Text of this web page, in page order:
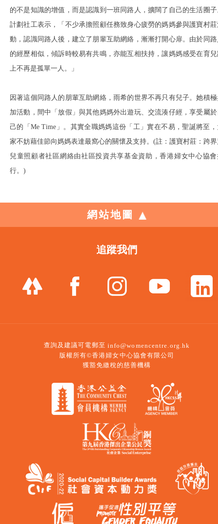
的不是知識的增值，而是認識到一班同路人，擴闊了自己的生活圈
計劃社工表示，「不少承擔照顧任務致身心疲勞的媽媽參與護寶村
動，認識同路人後，建立了朋輩互助網絡，漸漸打開心扉。由於同
的經歷相似，傾訴時較易有共鳴，亦能互相扶持，讓媽媽感受在育
上不再是孤單一人。」
因著這個同路人的朋輩互助網絡，雨希的世界不再只有兒子。她積
加活動，間中「放假」與其他媽媽外出遊玩、交流湊仔經，享受屬
己的「Me Time」。其實全職媽媽這份「工」實在不易，聖誕將至
家不妨藉佳節向媽媽表達最窩心的關懷及支持。(註：護寶村莊：跨
兒童照顧者社區網絡由社區投資共享基金資助，香港婦女中心協會
行。)
網站地圖
追蹤我們
查詢及建議可電郵至 info@womencentre.org.hk
版權所有©香港婦女中心協會有限公司
獲豁免繳稅的慈善機構